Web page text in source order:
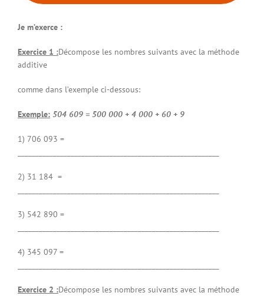
Je m’exerce :
Exercice 1 :Décompose les nombres suivants avec la méthode
additive
comme dans l’exemple ci-dessous:
Exemple: 504 609 = 500 000 + 4 000 + 60 + 9
1) 706 093 =
2) 31 184 =
3) 542 890 =
4) 345 097 =
Exercice 2 :Décompose les nombres suivants avec la méthode